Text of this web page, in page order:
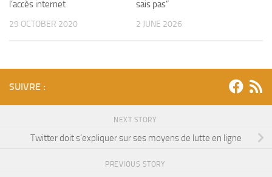
l’accès internet
29 OCTOBER 2020
sais pas”
2 JUNE 2026
SUIVRE :
NEXT STORY
Twitter doit s’expliquer sur ses moyens de lutte en ligne
PREVIOUS STORY